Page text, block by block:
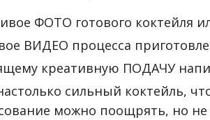
ФОТО готового коктейля
ВИДЕО процесса
креативную ПОДАЧУ
сильный коктейль,
можно поощрять, но не